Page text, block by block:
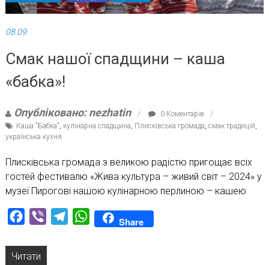
08.09.
Смак нашої спадщини – каша
«бабка»!
Опубліковано: nezhatin
0 Коментарів
Каша "Бабка" кулінарна спадщина Плисківська громада смак традицій
українська кухня
Плисківська громада з великою радістю пригощає всіх
гостей фестивалю «Жива культура – живий світ – 2024» у
музеї Пирогові нашою кулінарною перлиною – кашею
Facebook
Viber TelegramWhatsAppShare
Читати